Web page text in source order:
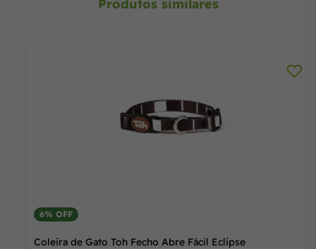
Produtos similares
6% OFF
Coleira de Gato Toh Fecho Abre Fácil Azul